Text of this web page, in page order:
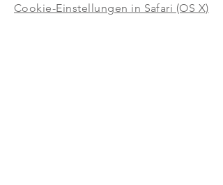
Cookie-Einstellungen in Safari (OS X)